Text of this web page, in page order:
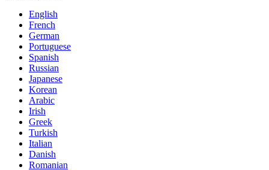
English
French
German
Portuguese
Spanish
Russian
Japanese
Korean
Arabic
Irish
Greek
Turkish
Italian
Danish
Romanian